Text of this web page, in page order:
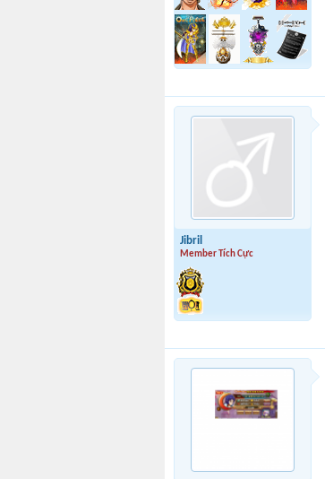
Jibril
Member Tích Cực